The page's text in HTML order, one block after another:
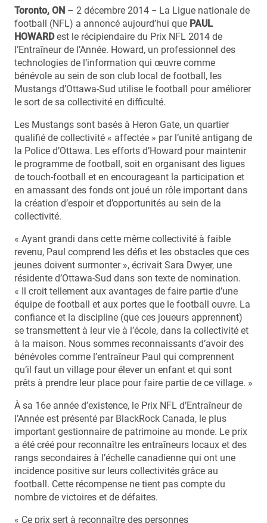
Toronto, ON – 2 décembre 2014 − La Ligue nationale de
football (NFL) a annoncé aujourd’hui que PAUL
HOWARDest le récipiendaire du Prix NFL 2014 de
l’Entraîneur de l’Année. Howard, un professionnel des
technologies de l’information qui œuvre comme
bénévole au sein de son club local de football, les
Mustangs d’Ottawa-Sud utilise le football pour améliorer
le sort de sa collectivité en difficulté.
Les Mustangs sont basés à Heron Gate, un quartier
qualifié de collectivité « affectée » par l’unité antigang de
la Police d’Ottawa. Les efforts d’Howard pour maintenir
le programme de football, soit en organisant des ligues
de touch-football et en encourageant la participation et
en amassant des fonds ont joué un rôle important dans
la création d’espoir et d’opportunités au sein de la
collectivité.
« Ayant grandi dans cette même collectivité à faible
revenu, Paul comprend les défis et les obstacles que ces
jeunes doivent surmonter », écrivait Sara Dwyer, une
résidente d’Ottawa-Sud dans son texte de nomination.
« Il croit tellement aux avantages de faire partie d’une
équipe de football et aux portes que le football ouvre. La
confiance et la discipline (que ces joueurs apprennent)
se transmettent à leur vie à l’école, dans la collectivité et
à la maison. Nous sommes reconnaissants d’avoir des
bénévoles comme l’entraîneur Paul qui comprennent
qu’il faut un village pour élever un enfant et qui sont
prêts à prendre leur place pour faire partie de ce village. »
À sa 16e année d’existence, le Prix NFL d’Entraîneur de
l’Année est présenté par BlackRock Canada, le plus
important gestionnaire de patrimoine au monde. Le prix
a été créé pour reconnaître les entraîneurs locaux et des
rangs secondaires à l’échelle canadienne qui ont une
incidence positive sur leurs collectivités grâce au
football. Cette récompense ne tient pas compte du
nombre de victoires et de défaites.
« Ce prix sert à reconnaître des personnes